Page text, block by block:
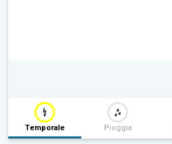
Temporale Pioggia